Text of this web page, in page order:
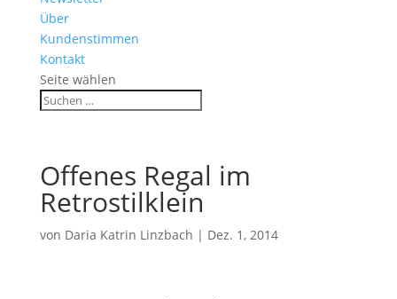
Über
Kundenstimmen
Kontakt
Seite wählen
Offenes Regal im
Retrostilklein
von Daria Katrin Linzbach | Dez. 1, 2014